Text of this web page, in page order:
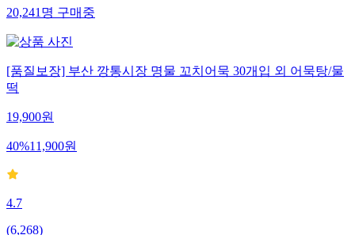
20,241명구매중
[품질보장] 부산 깡통시장 명물 꼬치어묵 30개입 외 어묵탕/물
떡
19,900원
40%11,900원
4.7